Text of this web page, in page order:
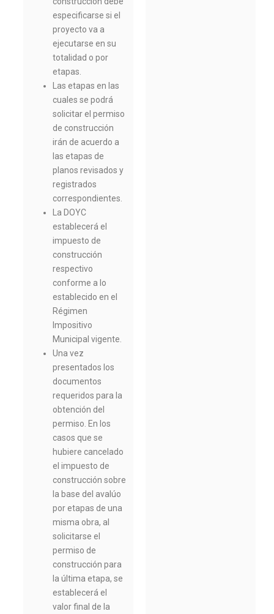
especificarse si el
proyecto va a
ejecutarse en su
totalidad o por
etapas.
Las etapas en las
cuales se podrá
solicitar el permiso
de construcción
irán de acuerdo a
las etapas de
planos revisados y
registrados
correspondientes.
La DOYC
establecerá el
impuesto de
construcción
respectivo
conforme a lo
establecido en el
Régimen
Impositivo
Municipal vigente.
Una vez
presentados los
documentos
requeridos para la
obtención del
permiso. En los
casos que se
hubiere cancelado
el impuesto de
construcción sobre
la base del avalúo
por etapas de una
misma obra, al
solicitarse el
permiso de
construcción para
la última etapa, se
establecerá el
valor final de la